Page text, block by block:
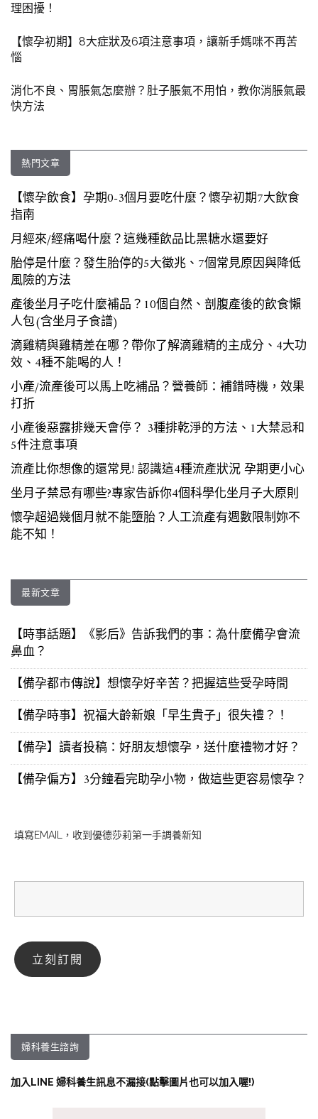
理困擾！
【懷孕初期】8大症狀及6項注意事項，讓新手媽咪不再苦
惱
消化不良、胃脹氣怎麼辦？肚子脹氣不用怕，教你消脹氣最
快方法
熱門文章
【懷孕飲食】孕期0-3個月要吃什麼？懷孕初期7大飲食
指南
月經來/經痛喝什麼？這幾種飲品比黑糖水還要好
胎停是什麼？發生胎停的5大徵兆、7個常見原因與降低
風險的方法
產後坐月子吃什麼補品？10個自然、剖腹產後的飲食懶
人包(含坐月子食譜)
滴雞精與雞精差在哪？帶你了解滴雞精的主成分、4大功
效、4種不能喝的人！
小產/流產後可以馬上吃補品？營養師：補錯時機，效果
打折
小產後惡露排幾天會停？ 3種排乾淨的方法、1大禁忌和
5件注意事項
流產比你想像的還常見! 認識這4種流產狀況 孕期更小心
坐月子禁忌有哪些?專家告訴你4個科學化坐月子大原則
懷孕超過幾個月就不能墮胎？人工流產有週數限制妳不
能不知！
最新文章
【時事話題】《影后》告訴我們的事：為什麼備孕會流
鼻血？
【備孕都市傳說】想懷孕好辛苦？把握這些受孕時間
【備孕時事】祝福大齡新娘「早生貴子」很失禮？！
【備孕】讀者投稿：好朋友想懷孕，送什麼禮物才好？
【備孕偏方】3分鐘看完助孕小物，做這些更容易懷孕？
填寫EMAIL，收到優德莎莉第一手調養新知
婦科養生諮詢
加入LINE 婦科養生訊息不漏接(點擊圖片也可以加入喔!)